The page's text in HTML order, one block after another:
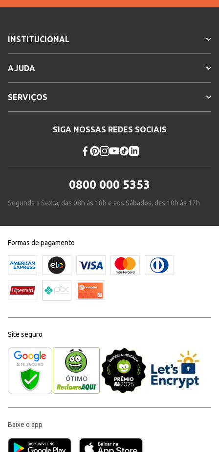
INSTITUCIONAL
AJUDA
SERVIÇOS
SIGA NOSSAS REDES SOCIAIS
0800 000 5353
Segunda a Sexta, das 08h às 18h e aos Sábados, das 10h às 17h
Formas de pagamento
Site seguro
Baixe o app